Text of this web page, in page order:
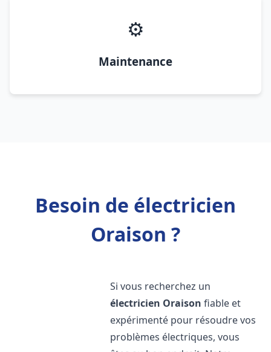
⚙️
Maintenance
Besoin de électricien
Oraison ?
Si vous recherchez un
électricien Oraison fiable et
expérimenté pour résoudre vos
problèmes électriques, vous